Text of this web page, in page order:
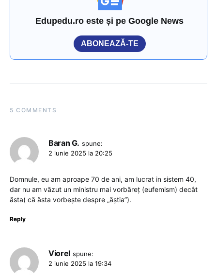
Edupedu.ro este și pe Google News
ABONEAZĂ-TE
5 COMMENTS
Baran G. spune:
2 iunie 2025 la 20:25
Domnule, eu am aproape 70 de ani, am lucrat in sistem 40,
dar nu am văzut un ministru mai vorbăreț (eufemism) decât
ăsta( că ăsta vorbește despre „ăștia”).
Reply
Viorel spune:
2 iunie 2025 la 19:34